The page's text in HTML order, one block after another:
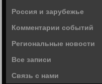
Россия и зарубежье
Комментарии событий
Региональные новости
Все записи
Связь с нами